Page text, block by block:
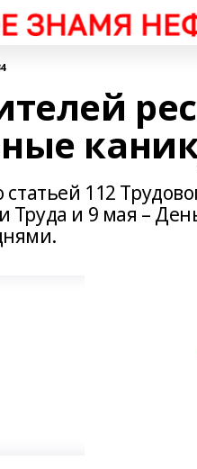
статьей 112
Труда и 9 мая –